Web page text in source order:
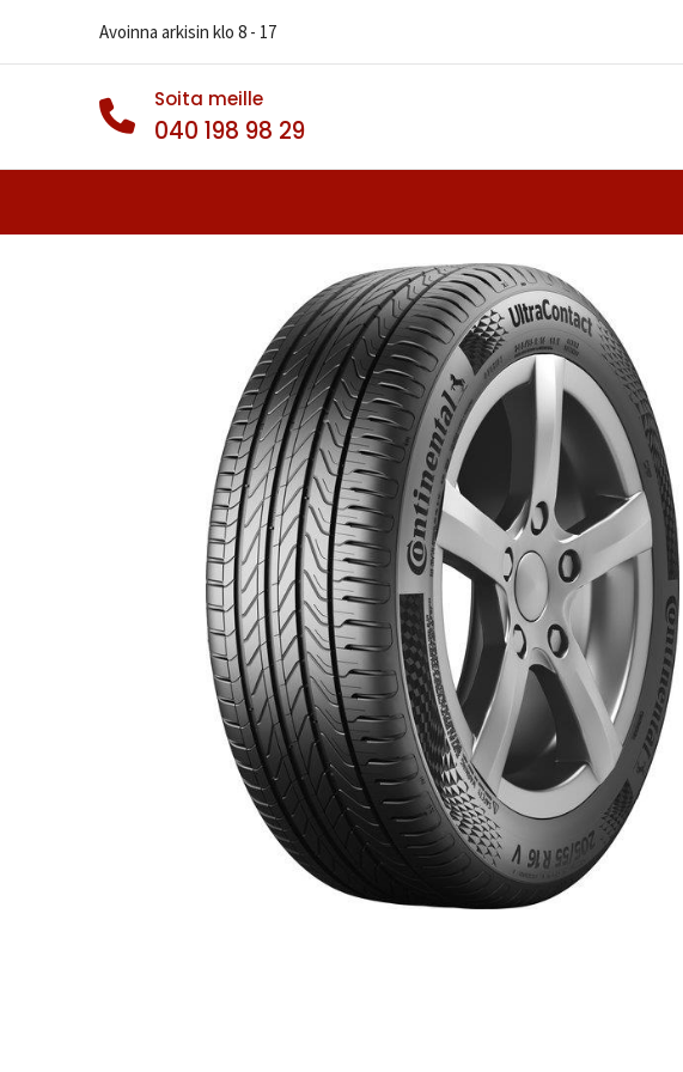
Avoinna arkisin klo 8 - 17
Soita meille
040 198 98 29